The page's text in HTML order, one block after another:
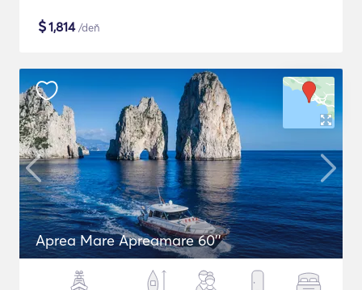
$1,814/deň
Aprea Mare Apreamare 60''